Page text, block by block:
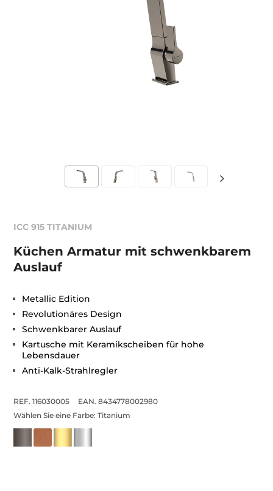
ICC 915 TITANIUM
Küchen Armatur mit schwenkbarem
Auslauf
Metallic Edition
Revolutionäres Design
Schwenkbarer Auslauf
Kartusche mit Keramikscheiben für hohe
Lebensdauer
Anti-Kalk-Strahlregler
REF. 116030005
EAN. 8434778002980
Wählen Sie eine Farbe:Titanium